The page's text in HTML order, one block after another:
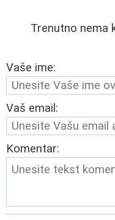
Trenutno nema
Vaše ime:
Vaš email:
Komentar: